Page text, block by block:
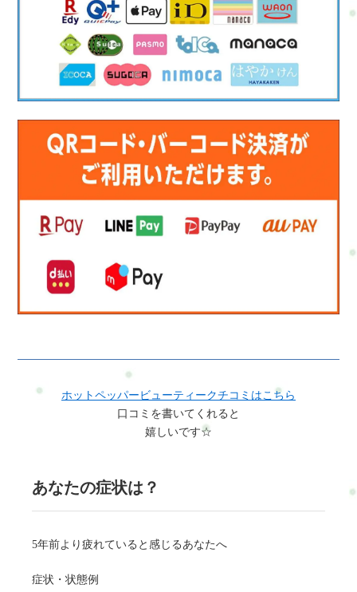
ホットペッパービューティークチコミはこちら
口コミを書いてくれると
嬉しいです☆
あなたの症状は？
5年前より疲れていると感じるあなたへ
症状・状態例